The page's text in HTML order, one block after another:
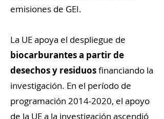
emisiones de GEI.
La UE apoya el despliegue de
biocarburantes a partir de
desechos y residuosfinanciando la
investigación. En el período de
programación 2014-2020, el apoyo
de la UE a la investigación ascendió